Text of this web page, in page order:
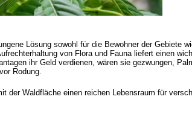
Lösung sowohl für die Bewohner der Gebiete
von Flora und Fauna liefert einen
ihr Geld verdienen, wären sie gezwungen,
Rodung.
der Waldfläche einen reichen Lebensraum für